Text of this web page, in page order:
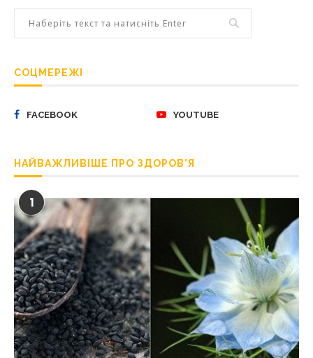
СОЦМЕРЕЖІ
FACEBOOK YOUTUBE
НАЙВАЖЛИВІШЕ ПРО ЗДОРОВ’Я
1